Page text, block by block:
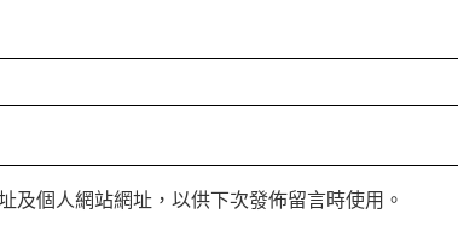
及個人網站網址，以供下次發佈留言時使用。